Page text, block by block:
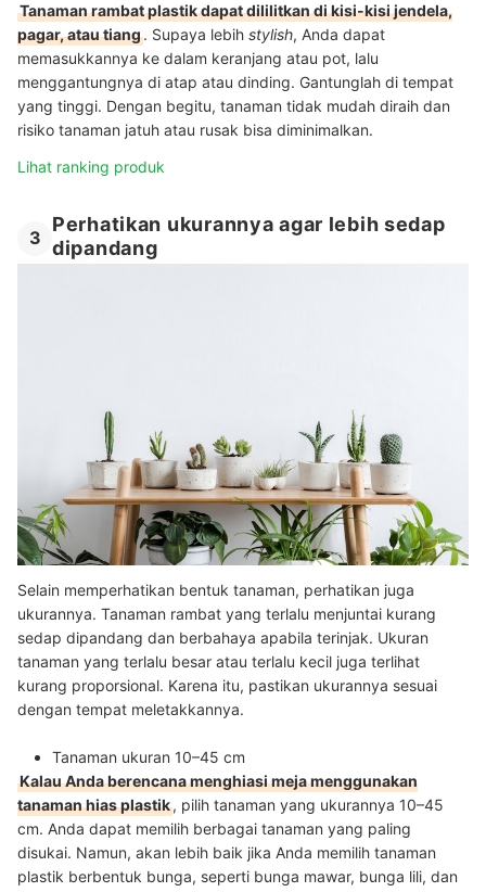
Tanaman rambat plastik dapat dililitkan di kisi-kisi jendela,
pagar, atau tiang. Supaya lebih stylish, Anda dapat
memasukkannya ke dalam keranjang atau pot, lalu
menggantungnya di atap atau dinding. Gantunglah di tempat
yang tinggi. Dengan begitu, tanaman tidak mudah diraih dan
risiko tanaman jatuh atau rusak bisa diminimalkan.
Lihat ranking produk
3
Perhatikan ukurannya agar lebih sedap
dipandang
Selain memperhatikan bentuk tanaman, perhatikan juga
ukurannya. Tanaman rambat yang terlalu menjuntai kurang
sedap dipandang dan berbahaya apabila terinjak. Ukuran
tanaman yang terlalu besar atau terlalu kecil juga terlihat
kurang proporsional. Karena itu, pastikan ukurannya sesuai
dengan tempat meletakkannya.
Tanaman ukuran 10–45 cm
Kalau Anda berencana menghiasi meja menggunakan
tanaman hias plastik, pilih tanaman yang ukurannya 10–45
cm. Anda dapat memilih berbagai tanaman yang paling
disukai. Namun, akan lebih baik jika Anda memilih tanaman
plastik berbentuk bunga, seperti bunga mawar, bunga lili, dan